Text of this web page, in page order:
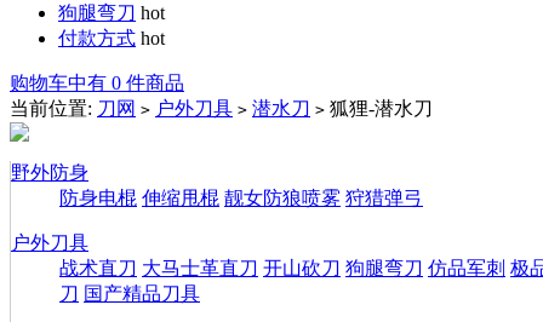
狗腿弯刀 hot
付款方式 hot
购物车中有 0 件商品
当前位置: 刀网 > 户外刀具 > 潜水刀 > 狐狸-潜水刀
野外防身
防身电棍 伸缩甩棍 靓女防狼喷雾 狩猎弹弓
户外刀具
战术直刀 大马士革直刀 开山砍刀 狗腿弯刀 仿品军刺 极
刀 国产精品刀具